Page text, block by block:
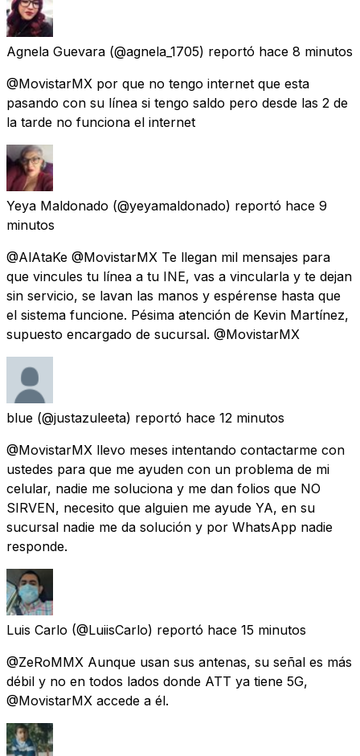
Agnela Guevara (@agnela_1705) reportó hace 8 minutos
@MovistarMX por que no tengo internet que esta
pasando con su línea si tengo saldo pero desde las 2 de
la tarde no funciona el internet
Yeya Maldonado (@yeyamaldonado) reportó hace 9
minutos
@AlAtaKe @MovistarMX Te llegan mil mensajes para
que vincules tu línea a tu INE, vas a vincularla y te dejan
sin servicio, se lavan las manos y espérense hasta que
el sistema funcione. Pésima atención de Kevin Martínez,
supuesto encargado de sucursal. @MovistarMX
blue (@justazuleeta) reportó hace 12 minutos
@MovistarMX llevo meses intentando contactarme con
ustedes para que me ayuden con un problema de mi
celular, nadie me soluciona y me dan folios que NO
SIRVEN, necesito que alguien me ayude YA, en su
sucursal nadie me da solución y por WhatsApp nadie
responde.
Luis Carlo (@LuiisCarlo) reportó hace 15 minutos
@ZeRoMMX Aunque usan sus antenas, su señal es más
débil y no en todos lados donde ATT ya tiene 5G,
@MovistarMX accede a él.